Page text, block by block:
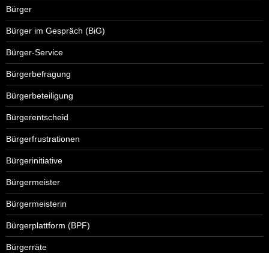
Bürger
Bürger im Gespräch (BiG)
Bürger-Service
Bürgerbefragung
Bürgerbeteiligung
Bürgerentscheid
Bürgerfrustrationen
Bürgerinitiative
Bürgermeister
Bürgermeisterin
Bürgerplattform (BPF)
Bürgerräte